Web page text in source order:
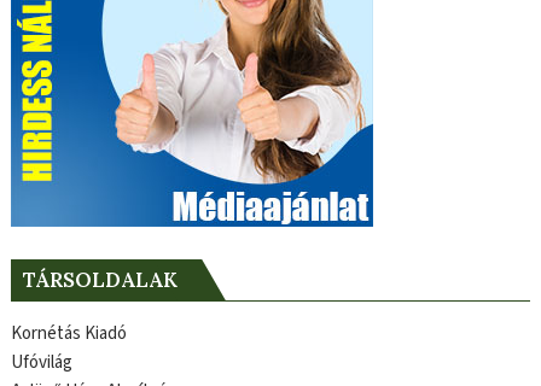
TÁRSOLDALAK
Kornétás Kiadó
Ufóvilág